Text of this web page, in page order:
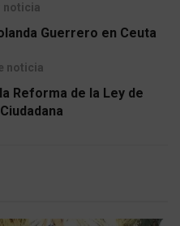
noticia
Guerrero en Ceuta
noticia
Reforma de la Ley de